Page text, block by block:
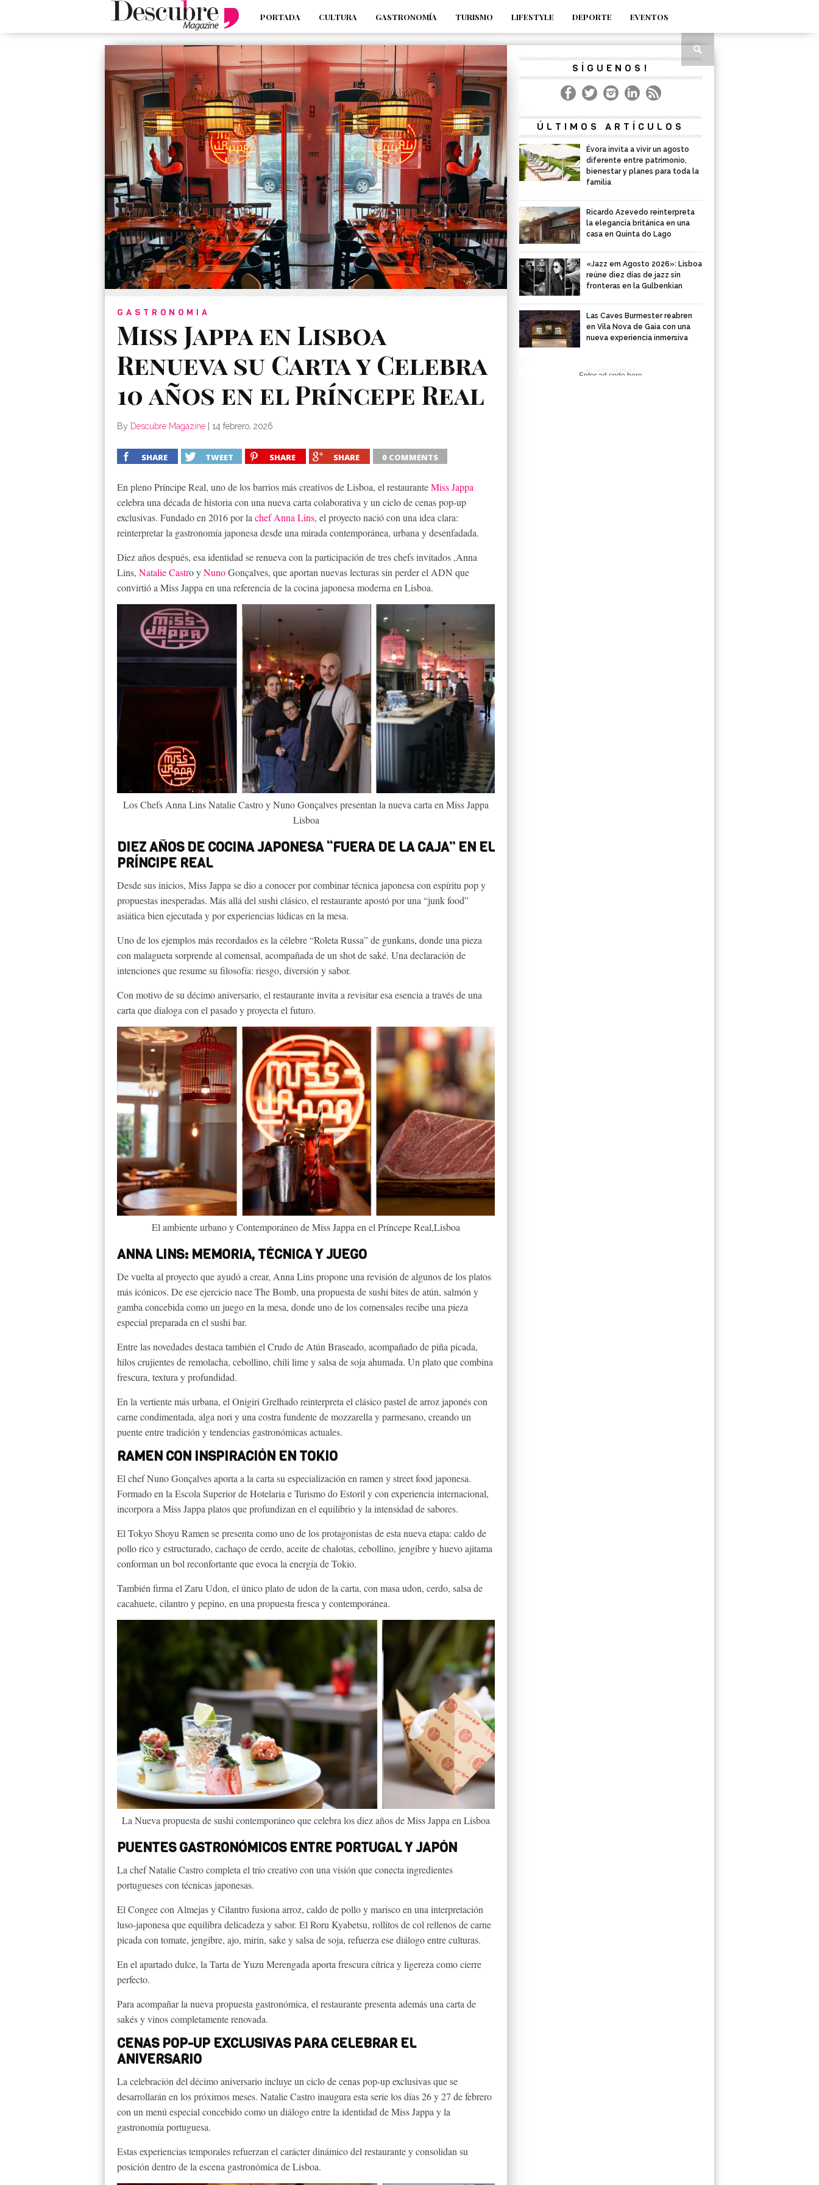
PORTADA CULTURA GASTRONOMÍA TURISMO LIFESTYLE DEPORTE
EVENTOS
google-site-verification=_UCdsju0_s7tEFgjpjNYWdThIX7oTMtHhdhYNQ_fdM4
GASTRONOMIA
Miss Jappa en Lisboa
Renueva su Carta y Celebra
10 años en el Príncepe Real
By Descubre Magazine 14 febrero, 2026
SHARE TWEET SHARE SHARE 0 COMMENTS
En pleno Príncipe Real, uno de los barrios más creativos de Lisboa, el restauranteMiss Jappa
celebra una década de historia con una nueva carta colaborativa y un ciclo de cenas pop-up
exclusivas. Fundado en 2016 por la chef Anna Lins, el proyecto nació con una idea clara:
reinterpretar la gastronomía japonesa desde una mirada contemporánea, urbana y desenfadada.
Diez años después, esa identidad se renueva con la participación de tres chefs invitados ,Anna
Lins, Natalie Castro yNunoGonçalves, que aportan nuevas lecturas sin perder el ADN que
convirtió a Miss Jappa en una referencia de la cocina japonesa moderna en Lisboa.
Los Chefs Anna Lins Natalie Castro y Nuno Gonçalves presentan la nueva carta en Miss Jappa
Lisboa
DIEZ AÑOS DE COCINA JAPONESA “FUERA DE LA CAJA” EN EL
PRÍNCIPE REAL
Desde sus inicios, Miss Jappa se dio a conocer por combinar técnica japonesa con espíritu pop y
propuestas inesperadas. Más allá del sushi clásico, el restaurante apostó por una “junk food”
asiática bien ejecutada y por experiencias lúdicas en la mesa.
Uno de los ejemplos más recordados es la célebre “Roleta Russa” de gunkans, donde una pieza
con malagueta sorprende al comensal, acompañada de un shot de saké. Una declaración de
intenciones que resume su filosofía: riesgo, diversión y sabor.
Con motivo de su décimo aniversario, el restaurante invita a revisitar esa esencia a través de una
carta que dialoga con el pasado y proyecta el futuro.
El ambiente urbano y Contemporáneo de Miss Jappa en el Príncepe Real,Lisboa
ANNA LINS: MEMORIA, TÉCNICA Y JUEGO
De vuelta al proyecto que ayudó a crear, Anna Lins propone una revisión de algunos de los platos
más icónicos. De ese ejercicio nace The Bomb, una propuesta de sushi bites de atún, salmón y
gamba concebida como un juego en la mesa, donde uno de los comensales recibe una pieza
especial preparada en el sushi bar.
Entre las novedades destaca también el Crudo de Atún Braseado, acompañado de piña picada,
hilos crujientes de remolacha, cebollino, chili lime y salsa de soja ahumada. Un plato que combina
frescura, textura y profundidad.
En la vertiente más urbana, el Onigiri Grelhado reinterpreta el clásico pastel de arroz japonés con
carne condimentada, alga nori y una costra fundente de mozzarella y parmesano, creando un
puente entre tradición y tendencias gastronómicas actuales.
RAMEN CON INSPIRACIÓN EN TOKIO
El chef Nuno Gonçalves aporta a la carta su especialización en ramen y street food japonesa.
Formado en la Escola Superior de Hotelaria e Turismo do Estoril y con experiencia internacional,
incorpora a Miss Jappa platos que profundizan en el equilibrio y la intensidad de sabores.
El Tokyo Shoyu Ramen se presenta como uno de los protagonistas de esta nueva etapa: caldo de
pollo rico y estructurado, cachaço de cerdo, aceite de chalotas, cebollino, jengibre y huevo ajitama
conforman un bol reconfortante que evoca la energía de Tokio.
También firma el Zaru Udon, el único plato de udon de la carta, con masa udon, cerdo, salsa de
cacahuete, cilantro y pepino, en una propuesta fresca y contemporánea.
La Nueva propuesta de sushi contemporáneo que celebra los diez años de Miss Jappa en Lisboa
PUENTES GASTRONÓMICOS ENTRE PORTUGAL Y JAPÓN
La chef Natalie Castro completa el trío creativo con una visión que conecta ingredientes
portugueses con técnicas japonesas.
El Congee con Almejas y Cilantro fusiona arroz, caldo de pollo y marisco en una interpretación
luso-japonesa que equilibra delicadeza y sabor. El Roru Kyabetsu, rollitos de col rellenos de carne
picada con tomate, jengibre, ajo, mirin, sake y salsa de soja, refuerza ese diálogo entre culturas.
En el apartado dulce, la Tarta de Yuzu Merengada aporta frescura cítrica y ligereza como cierre
perfecto.
Para acompañar la nueva propuesta gastronómica, el restaurante presenta además una carta de
sakés y vinos completamente renovada.
CENAS POP-UP EXCLUSIVAS PARA CELEBRAR EL
ANIVERSARIO
La celebración del décimo aniversario incluye un ciclo de cenas pop-up exclusivas que se
desarrollarán en los próximos meses. Natalie Castro inaugura esta serie los días 26 y 27 de febrero
con un menú especial concebido como un diálogo entre la identidad de Miss Jappa y la
gastronomía portuguesa.
Estas experiencias temporales refuerzan el carácter dinámico del restaurante y consolidan su
posición dentro de la escena gastronómica de Lisboa.
SÍGUENOS!
ÚLTIMOS ARTÍCULOS
Évora invita a vivir un agosto
diferente entre patrimonio,
bienestar y planes para toda la
familia
Ricardo Azevedo reinterpreta
la elegancia británica en una
casa en Quinta do Lago
«Jazz em Agosto 2026»: Lisboa
reúne diez días de jazz sin
fronteras en la Gulbenkian
Las Caves Burmester reabren
en Vila Nova de Gaia con una
nueva experiencia inmersiva
ADVERTISEMENT
Enter ad code here